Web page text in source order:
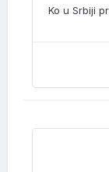
Ko u Srbiji